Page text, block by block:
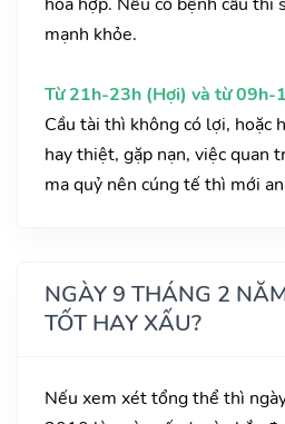
mạnh khỏe.
Từ 21h-23h (Hợi) và từ 09h-
Cầu tài thì không có lợi, hoặc
hay thiệt, gặp nạn, việc quan
ma quỷ nên cúng tế thì mới
NGÀY 9 THÁNG 2
TỐT HAY XẤU?
Nếu xem xét tổng thể thì